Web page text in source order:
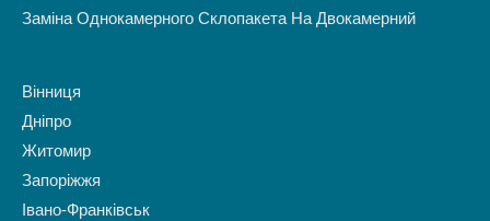
Заміна Однокамерного Склопакета На Двокамерний
Вінниця
Дніпро
Житомир
Запоріжжя
Івано-Франківськ